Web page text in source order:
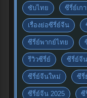
ซับไทย ซีรี่ย์เก
เรื่องย่อซีรี่ย์จีน
ซีรี่ย์พากย์ไทย
รีวิวซีรี่ย์ ซีรี่ย์จี
ซีรี่ย์จีนใหม่ ซีรี่
ซีรี่ย์จีน 2025 ซี